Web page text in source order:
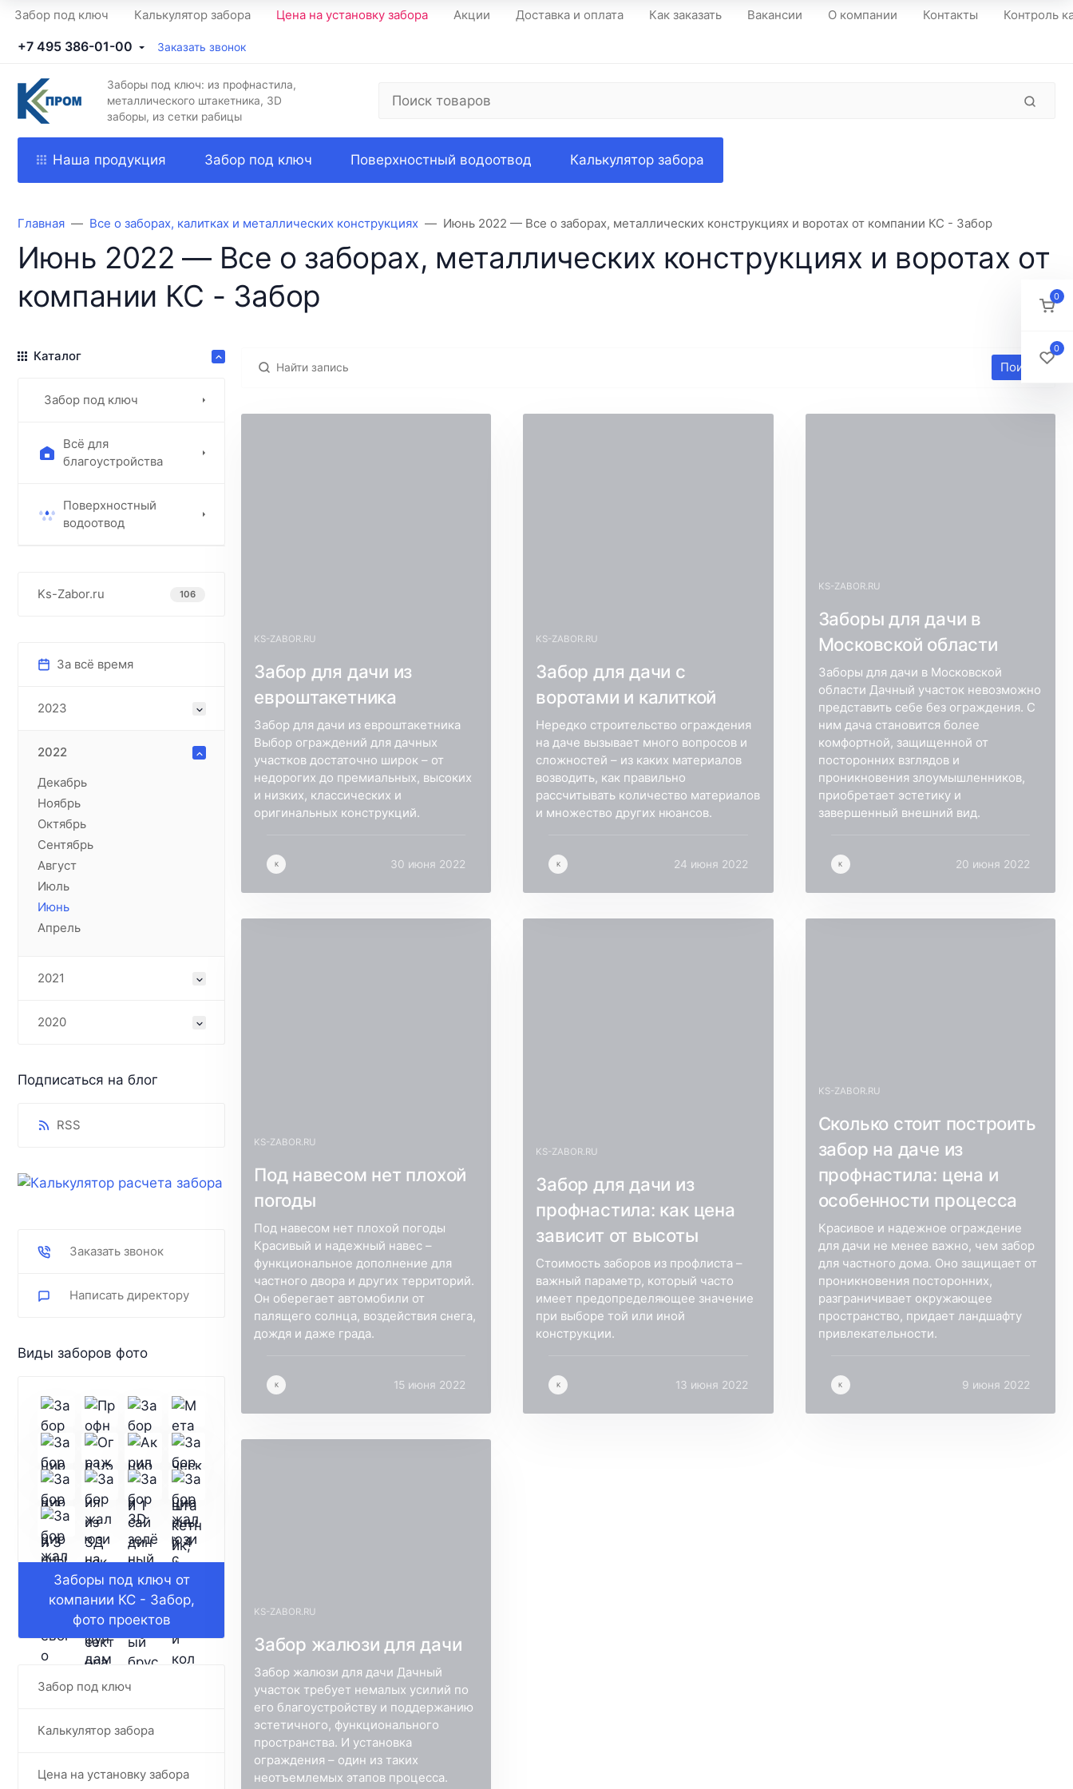
Забор под ключ Калькулятор забора Цена на установку забора Акции Доставка и оплата Как заказать Вакансии О компании Контакты Контроль
+7 495 386-01-00 Заказать звонок
Заборы под ключ: из профнастила,
металлического штакетника, 3D
заборы, из сетки рабицы
Наша продукция Забор под ключ Поверхностный водоотвод Калькулятор забора
Главная Все о заборах, калитках и металлических конструкциях Июнь 2022 — Все о заборах, металлических конструкциях и воротах от компании КС - Забор
Июнь 2022 — Все о заборах, металлических конструкциях и воротах от
компании КС - Забор
Каталог
Забор под ключ
Всё для
благоустройства
Поверхностный
водоотвод
Ks-Zabor.ru 106
За всё время
2023
2022
Декабрь
Ноябрь
Октябрь
Сентябрь
Август
Июль
Июнь
Апрель
2021
2020
Подписаться на блог
RSS
Заказать звонок
Написать директору
Виды заборов фото
Заборы под ключ от
компании КС - Забор,
фото проектов
Забор под ключ
Калькулятор забора
Цена на установку забора
Поиск
KS-ZABOR.RU
Забор для дачи из
евроштакетника
Забор для дачи из евроштакетника
Выбор ограждений для дачных
участков достаточно широк – от
недорогих до премиальных, высоких
и низких, классических и
оригинальных конструкций.
К 30 июня 2022
KS-ZABOR.RU
Забор для дачи с
воротами и калиткой
Нередко строительство ограждения
на даче вызывает много вопросов и
сложностей – из каких материалов
возводить, как правильно
рассчитывать количество материалов
и множество других нюансов.
K 24 июня 2022
KS-ZABOR.RU
Заборы для дачи в
Московской области
Заборы для дачи в Московской
области Дачный участок невозможно
представить себе без ограждения. С
ним дача становится более
комфортной, защищенной от
посторонних взглядов и
проникновения злоумышленников,
приобретает эстетику и
завершенный внешний вид.
К 20 июня 2022
KS-ZABOR.RU
Под навесом нет плохой
погоды
Под навесом нет плохой погоды
Красивый и надежный навес –
функциональное дополнение для
частного двора и других территорий.
Он оберегает автомобили от
палящего солнца, воздействия снега,
дождя и даже града.
К 15 июня 2022
KS-ZABOR.RU
Забор для дачи из
профнастила: как цена
зависит от высоты
Стоимость заборов из профлиста –
важный параметр, который часто
имеет предопределяющее значение
при выборе той или иной
конструкции.
K 13 июня 2022
KS-ZABOR.RU
Сколько стоит построить
забор на даче из
профнастила: цена и
особенности процесса
Красивое и надежное ограждение
для дачи не менее важно, чем забор
для частного дома. Оно защищает от
проникновения посторонних,
разграничивает окружающее
пространство, придает ландшафту
привлекательности.
К 9 июня 2022
KS-ZABOR.RU
Забор жалюзи для дачи
Забор жалюзи для дачи Дачный
участок требует немалых усилий по
его благоустройству и поддержанию
эстетичного, функционального
пространства. И установка
ограждения – один из таких
неотъемлемых этапов процесса.
0
0